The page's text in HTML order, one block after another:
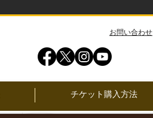
​お問い合わせ
チケット購入方法